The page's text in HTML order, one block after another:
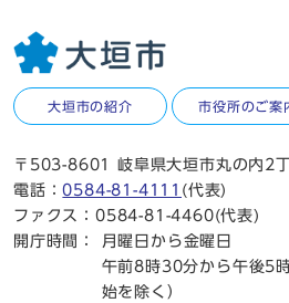
大垣市の紹介 市役所のご案
〒503-8601 岐阜県大垣市丸の内2
電話：0584-81-4111 (代表)
ファクス：0584-81-4460(代表)
開庁時間：
月曜日から金曜日
午前8時30分から午後5
始を除く）